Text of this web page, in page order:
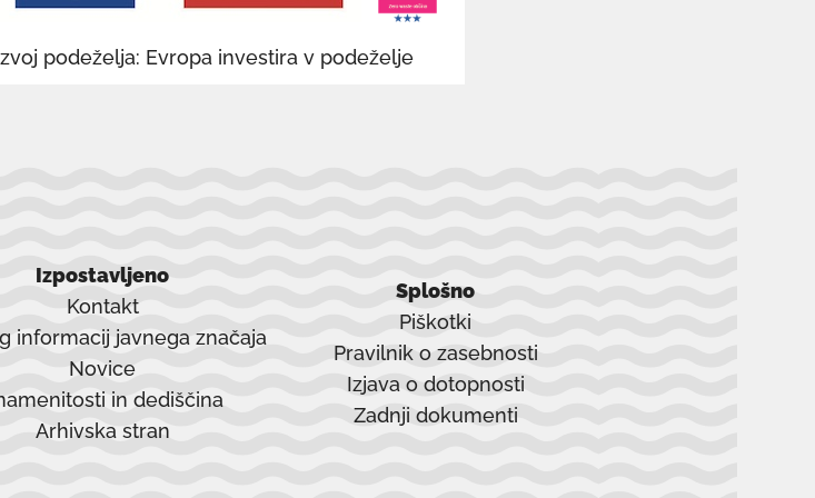
podeželja: Evropa investira v podeželje
Izpostavljeno
Kontakt
informacij javnega značaja
Novice
in dediščina
Arhivska stran
Splošno
Piškotki
Pravilnik o zasebnosti
Izjava o dotopnosti
Zadnji dokumenti